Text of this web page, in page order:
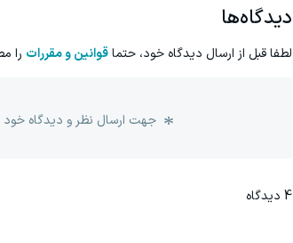
دیدگاه‌ها
لطفا قبل از ارسال دیدگاه خود، حتماقوانین و مقررات را
جهت ارسال نظر و دیدگاه خود
4 دیدگاه